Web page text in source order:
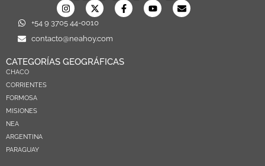
+54 9 3705 44-0010
contacto@neahoy.com
CATEGORÍAS GEOGRÁFICAS
CHACO
CORRIENTES
FORMOSA
MISIONES
NEA
ARGENTINA
PARAGUAY